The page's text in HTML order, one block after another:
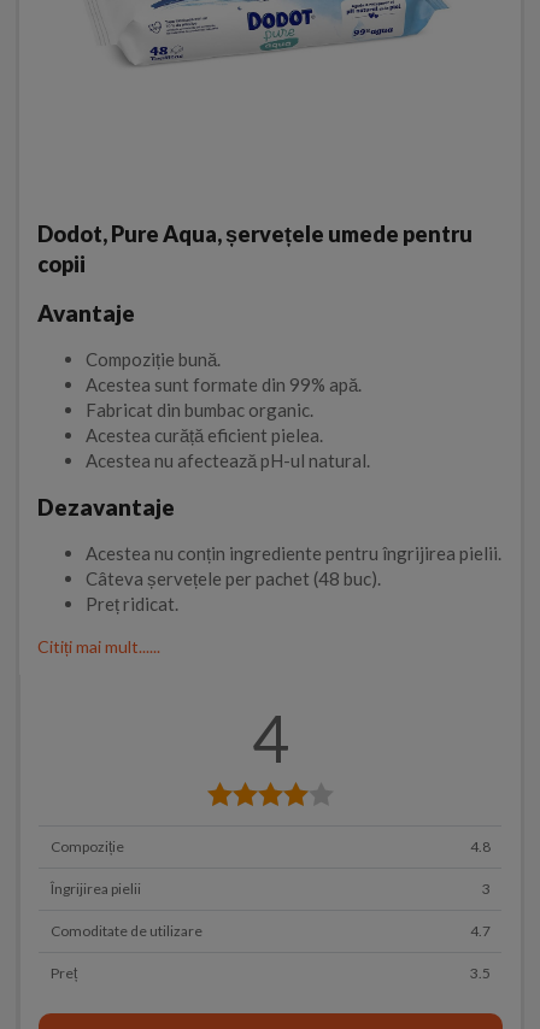
Dodot, Pure Aqua, șervețele umede pentru
copii
Avantaje
Compoziție bună.
Acestea sunt formate din 99% apă.
Fabricat din bumbac organic.
Acestea curăță eficient pielea.
Acestea nu afectează pH-ul natural.
Dezavantaje
Acestea nu conțin ingrediente pentru îngrijirea pielii.
Câteva șervețele per pachet (48 buc).
Preț ridicat.
Citiți mai mult......
4
Compoziție 4.8
Îngrijirea pielii 3
Comoditate de utilizare 4.7
Preț 3.5